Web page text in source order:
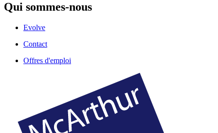
Qui sommes-nous
Evolve
Contact
Offres d'emploi